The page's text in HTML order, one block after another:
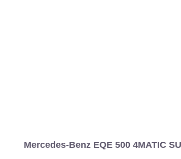
Mercedes-Benz EQE 500 4MATIC